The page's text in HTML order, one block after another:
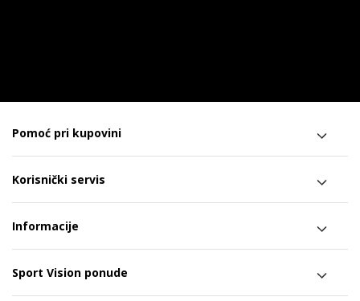
Pomoć pri kupovini
Korisnički servis
Informacije
Sport Vision ponude